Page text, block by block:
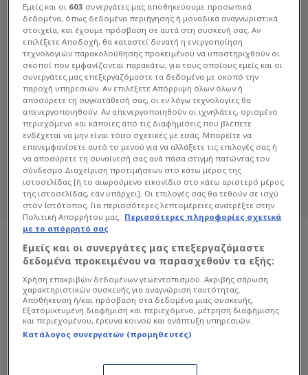
ΤΡΈΒΟΡ ΧΆΤΖΙΝΣ
Διαβάστε όλα τα άρθρα του Sportdog
σχετικά με το θέμα Τρέβορ Χάτζινς.
Sportdog: Πιστό στον φίλαθλο.
Εμείς και οι 603 συνεργάτες μας αποθηκεύουμε προσωπικά
δεδομένα, όπως δεδομένα περιήγησης ή μοναδικά αναγνωριστικά
στοιχεία, και έχουμε πρόσβαση σε αυτά στη συσκευή σας. Αν
επιλέξετε Αποδοχή, θα καταστεί δυνατή η ενεργοποίηση
τεχνολογιών παρακολούθησης προκειμένου να υποστηριχθούν οι
σκοποί που εμφανίζονται παρακάτω, για τους οποίους εμείς και οι
συνεργάτες μας επεξεργαζόμαστε τα δεδομένα με σκοπό την
παροχή υπηρεσιών. Αν επιλέξετε Απόρριψη όλων όλων ή
αποσύρετε τη συγκατάθεσή σας, οι εν λόγω τεχνολογίες θα
απενεργοποιηθούν. Αν απενεργοποιηθούν οι ιχνηλάτες, ορισμένο
περιεχόμενο και κάποιες από τις διαφημίσεις που βλέπετε
ενδέχεται να μην είναι τόσο σχετικές με εσάς. Μπορείτε να
επανεμφανίσετε αυτό το μενού για να αλλάξετε τις επιλογές σας ή
να αποσύρετε τη συναίνεσή σας ανά πάσα στιγμή πατώντας τον
σύνδεσμο Διαχείριση προτιμήσεων στο κάτω μέρος της
ιστοσελίδας [ή το αιωρούμενο εικονίδιο στο κάτω αριστερό μέρος
της ιστοσελίδας, εάν υπάρχει]. Οι επιλογές σας θα τεθούν σε ισχύ
στον Ιστότοπος. Για περισσότερες λεπτομέρειες ανατρέξτε στην
Πολιτική Απορρήτου μας. Περισσότερες πληροφορίες σχετικά
με το απόρρητό σας
Εμείς και οι συνεργάτες μας επεξεργαζόμαστε
δεδομένα προκειμένου να παρασχεθούν τα εξής:
Χρήση επακριβών δεδομένων γεωεντοπισμού. Ακριβής σάρωση
χαρακτηριστικών συσκευής για αναγνώριση ταυτότητας.
Αποθήκευση ή/και πρόσβαση στα δεδομένα μιας συσκευής.
Εξατομικευμένη διαφήμιση και περιεχόμενο, μέτρηση διαφήμισης
και περιεχομένου, έρευνα κοινού και ανάπτυξη υπηρεσιών.
Κατάλογος συνεργατών (προμηθευτές)